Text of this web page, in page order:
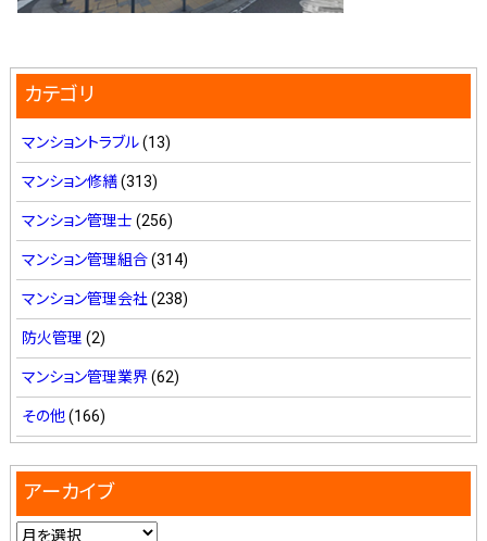
カテゴリ
マンショントラブル(13)
マンション修繕(313)
マンション管理士 (256)
マンション管理組合(314)
マンション管理会社 (238)
防火管理 (2)
マンション管理業界(62)
その他(166)
アーカイブ